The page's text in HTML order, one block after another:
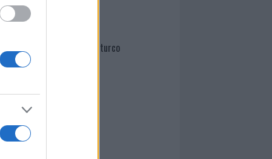
Martina Agostina Diturco
I nostri cari